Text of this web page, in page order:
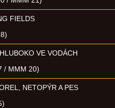
FIELDS
VE VODÁCH
/ MMM 20)
NETOPÝR A PES